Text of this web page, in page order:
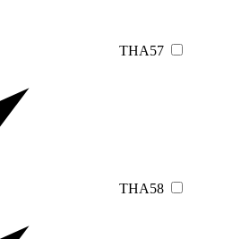
THA57
THA58